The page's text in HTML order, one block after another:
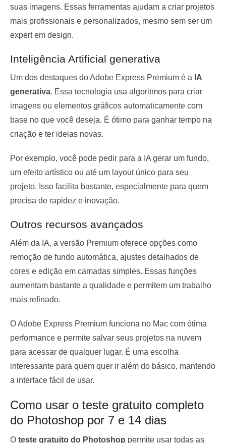
suas imagens. Essas ferramentas ajudam a criar projetos
mais profissionais e personalizados, mesmo sem ser um
expert em design.
Inteligência Artificial generativa
Um dos destaques do Adobe Express Premium é a IA
generativa. Essa tecnologia usa algoritmos para criar
imagens ou elementos gráficos automaticamente com
base no que você deseja. É ótimo para ganhar tempo na
criação e ter ideias novas.
Por exemplo, você pode pedir para a IA gerar um fundo,
um efeito artístico ou até um layout único para seu
projeto. Isso facilita bastante, especialmente para quem
precisa de rapidez e inovação.
Outros recursos avançados
Além da IA, a versão Premium oferece opções como
remoção de fundo automática, ajustes detalhados de
cores e edição em camadas simples. Essas funções
aumentam bastante a qualidade e permitem um trabalho
mais refinado.
O Adobe Express Premium funciona no Mac com ótima
performance e permite salvar seus projetos na nuvem
para acessar de qualquer lugar. É uma escolha
interessante para quem quer ir além do básico, mantendo
a interface fácil de usar.
Como usar o teste gratuito completo
do Photoshop por 7 e 14 dias
O teste gratuito do Photoshop permite usar todas as